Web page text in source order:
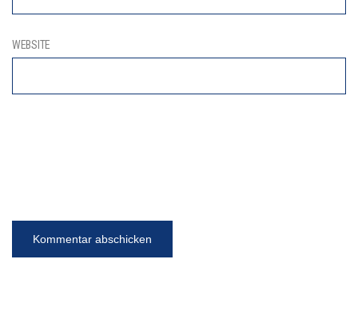
WEBSITE